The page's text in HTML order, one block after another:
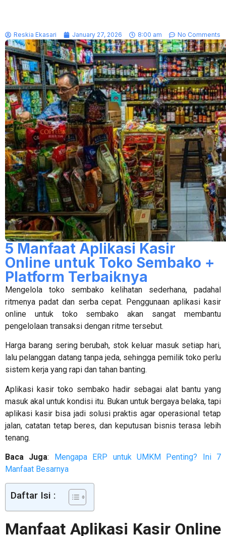
Reskia Ekasari January 27, 2026 8:00 am No Comments
5 Manfaat Aplikasi Kasir
Online untuk Toko Sembako +
Platform Terbaiknya
Mengelola toko sembako kelihatan sederhana, padahal
ritmenya padat dan serba cepat. Penggunaanaplikasi kasir
online untuk toko sembako
akan sangat membantu
pengelolaan transaksi dengan ritme tersebut.
Harga barang sering berubah, stok keluar masuk setiap hari,
lalu pelanggan datang tanpa jeda, sehingga pemilik toko perlu
sistem kerja yang rapi dan tahan banting.
Aplikasi kasir toko sembako hadir sebagai alat bantu yang
masuk akal untuk kondisi itu. Bukan untuk bergaya belaka, tapi
aplikasi kasir bisa jadi solusi praktis agar operasional tetap
jalan, catatan tetap beres, dan keputusan bisnis terasa lebih
tenang.
Baca Juga:
Mengapa ERP untuk UMKM Penting? Ini 7
Manfaat Besarnya
Daftar Isi :
Manfaat Aplikasi Kasir Online